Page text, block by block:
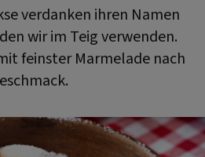
verdanken ihren Namen
wir im Teig verwenden.
feinster Marmelade nach